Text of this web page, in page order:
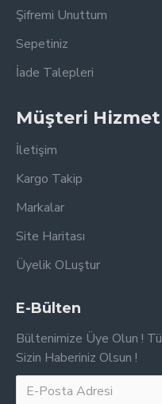
Şifremi Unuttum
Sepetiniz
İade Talepleri
Müşteri
İletişim
Kargo Takip
Markalar
Site Haritası
Üyelik OLuştur
E-Bülten
Bültenimize Üye Olun !
Sizin Haberiniz Olsun !